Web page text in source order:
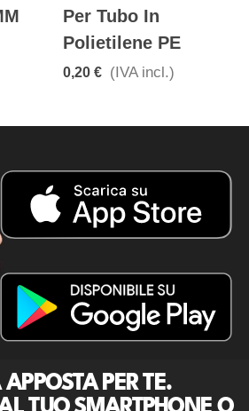
Per Tubo In
Polietilene PE
0,20 € (IVA incl.)
PER TE.